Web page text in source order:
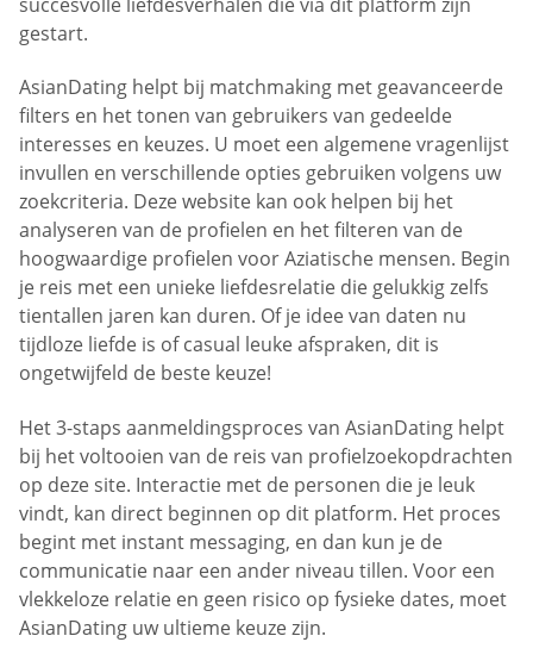
gestart.
AsianDating helpt bij matchmaking met geavanceerde
filters en het tonen van gebruikers van gedeelde
interesses en keuzes. U moet een algemene vragenlijst
invullen en verschillende opties gebruiken volgens uw
zoekcriteria. Deze website kan ook helpen bij het
analyseren van de profielen en het filteren van de
hoogwaardige profielen voor Aziatische mensen. Begin
je reis met een unieke liefdesrelatie die gelukkig zelfs
tientallen jaren kan duren. Of je idee van daten nu
tijdloze liefde is of casual leuke afspraken, dit is
ongetwijfeld de beste keuze!
Het 3-staps aanmeldingsproces van AsianDating helpt
bij het voltooien van de reis van profielzoekopdrachten
op deze site. Interactie met de personen die je leuk
vindt, kan direct beginnen op dit platform. Het proces
begint met instant messaging, en dan kun je de
communicatie naar een ander niveau tillen. Voor een
vlekkeloze relatie en geen risico op fysieke dates, moet
AsianDating uw ultieme keuze zijn.